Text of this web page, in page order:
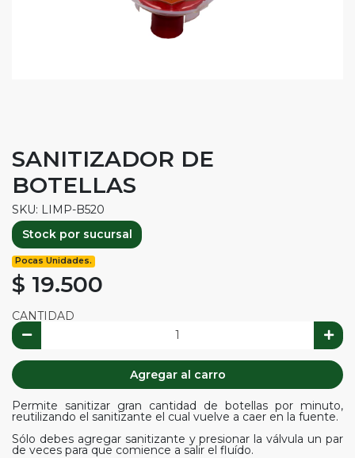
SANITIZADOR DE
BOTELLAS
SKU: LIMP-B520
Stock por sucursal
Pocas Unidades.
$ 19.500
CANTIDAD
Agregar al carro
Permite sanitizar gran cantidad de botellas por minuto,
reutilizando el sanitizante el cual vuelve a caer en la fuente.
Sólo debes agregar sanitizante y presionar la válvula un par
de veces para que comience a salir el fluído.